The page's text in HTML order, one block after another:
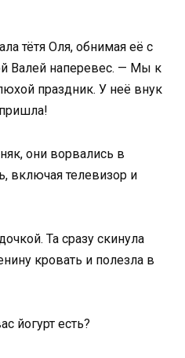
тётя Оля, обнимая её с
Валей наперевес. — Мы к
праздник. У неё внук
они ворвались в
включая телевизор и
Та сразу скинула
кровать и полезла в
йогурт есть?